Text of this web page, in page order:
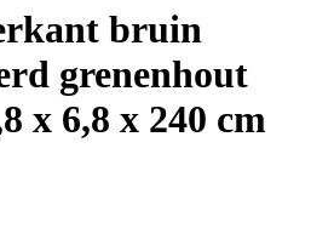
bruin
grenenhout
x 6,8 x 240 cm